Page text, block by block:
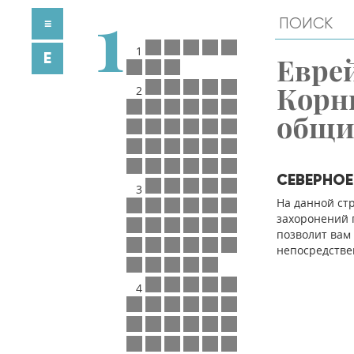
На данной
захоронений
позволит
1 1
2
3
4
≡
E